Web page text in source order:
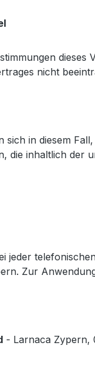
nicht
sich in diesem
die inhaltlich der
jeder
Zur
- Larnaca Zypern,